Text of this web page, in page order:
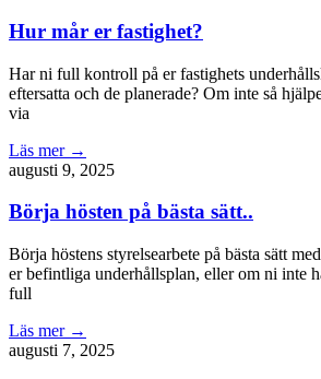
Hur mår er fastighet?
Har ni full kontroll på er fastighets
eftersatta och de planerade? Om inte så
via
Läs mer →
augusti 9, 2025
Börja hösten på bästa sätt..
Börja höstens styrelsearbete på bästa sätt
er befintliga underhållsplan, eller om ni inte
full
Läs mer →
augusti 7, 2025